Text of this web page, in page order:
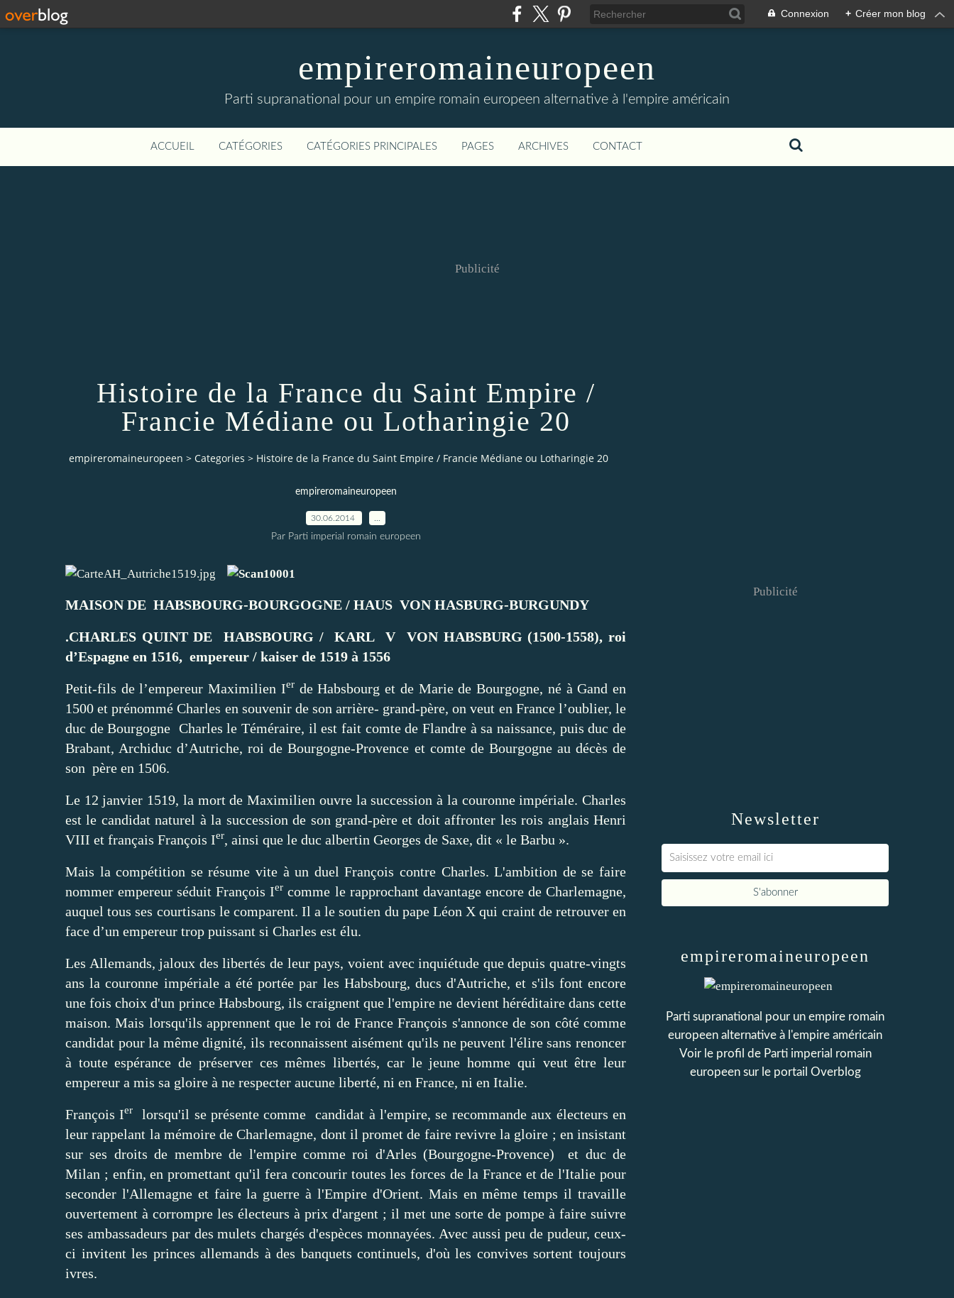
Connexion + Créer mon blog
empireromaineuropeen
Parti supranational pour un empire romain europeen alternative à l'empire américain
ACCUEIL CATÉGORIES CATÉGORIES PRINCIPALES PAGES ARCHIVES CONTACT
Publicité
Histoire de la France du Saint Empire /
Francie Médiane ou Lotharingie 20
empireromaineuropeen > Categories > Histoire de la France du Saint Empire / Francie Médiane ou Lotharingie 20
empireromaineuropeen
30.06.2014
Par Parti imperial romain europeen
MAISON DE HABSBOURG-BOURGOGNE / HAUS VON HASBURG-BURGUNDY
.CHARLES QUINT DE HABSBOURG / KARL V VON HABSBURG (1500-1558), roi
d’Espagne en 1516, empereur / kaiser de 1519 à 1556
Petit-fils de l’empereur Maximilien Ierde Habsbourg et de Marie de Bourgogne, né à Gand en
1500 et prénommé Charles en souvenir de son arrière- grand-père, on veut en France l’oublier, le
duc de Bourgogne Charles le Téméraire, il est fait comte de Flandre à sa naissance, puis duc de
Brabant, Archiduc d’Autriche, roi de Bourgogne-Provence et comte de Bourgogne au décès de
son père en 1506.
Le 12 janvier 1519, la mort de Maximilien ouvre la succession à la couronne impériale. Charles
est le candidat naturel à la succession de son grand-père et doit affronter les rois anglais Henri
VIII et français François Ier, ainsi que le duc albertin Georges de Saxe, dit « le Barbu ».
Mais la compétition se résume vite à un duel François contre Charles. L'ambition de se faire
nommer empereur séduit François Ier comme le rapprochant davantage encore de Charlemagne,
auquel tous ses courtisans le comparent. Il a le soutien du pape Léon X qui craint de retrouver en
face d’un empereur trop puissant si Charles est élu.
Les Allemands, jaloux des libertés de leur pays, voient avec inquiétude que depuis quatre-vingts
ans la couronne impériale a été portée par les Habsbourg, ducs d'Autriche, et s'ils font encore
une fois choix d'un prince Habsbourg, ils craignent que l'empire ne devient héréditaire dans cette
maison. Mais lorsqu'ils apprennent que le roi de France François s'annonce de son côté comme
candidat pour la même dignité, ils reconnaissent aisément qu'ils ne peuvent l'élire sans renoncer
à toute espérance de préserver ces mêmes libertés, car le jeune homme qui veut être leur
empereur a mis sa gloire à ne respecter aucune liberté, ni en France, ni en Italie.
François Ier
lorsqu'il se présente comme candidat à l'empire, se recommande aux électeurs en
leur rappelant la mémoire de Charlemagne, dont il promet de faire revivre la gloire ; en insistant
sur ses droits de membre de l'empire comme roi d'Arles (Bourgogne-Provence) et duc de
Milan ; enfin, en promettant qu'il fera concourir toutes les forces de la France et de l'Italie pour
seconder l'Allemagne et faire la guerre à l'Empire d'Orient. Mais en même temps il travaille
ouvertement à corrompre les électeurs à prix d'argent ; il met une sorte de pompe à faire suivre
ses ambassadeurs par des mulets chargés d'espèces monnayées. Avec aussi peu de pudeur, ceux-
ci invitent les princes allemands à des banquets continuels, d'où les convives sortent toujours
ivres.
Newsletter
Publicité
empireromaineuropeen
Parti supranational pour un empire romain
europeen alternative à l'empire américain
Voir le profil de Parti imperial romain
europeensur le portail Overblog